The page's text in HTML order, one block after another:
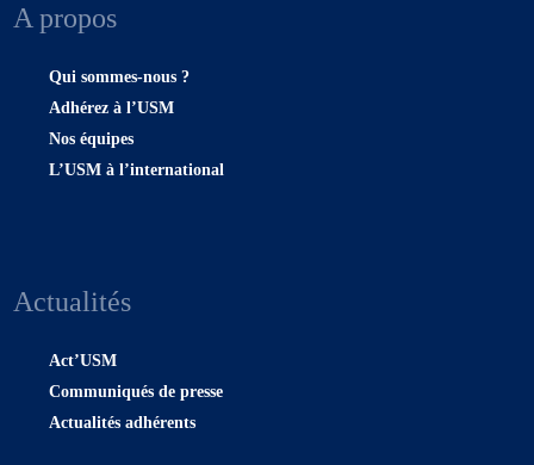
A propos
Qui sommes-nous ?
Adhérez à l’USM
Nos équipes
L’USM à l’international
Actualités
Act’USM
Communiqués de presse
Actualités adhérents